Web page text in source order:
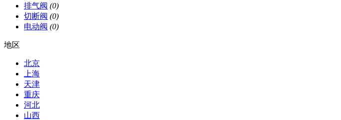
排气阀 (0)
切断阀 (0)
电动阀 (0)
地区
北京
上海
天津
重庆
河北
山西